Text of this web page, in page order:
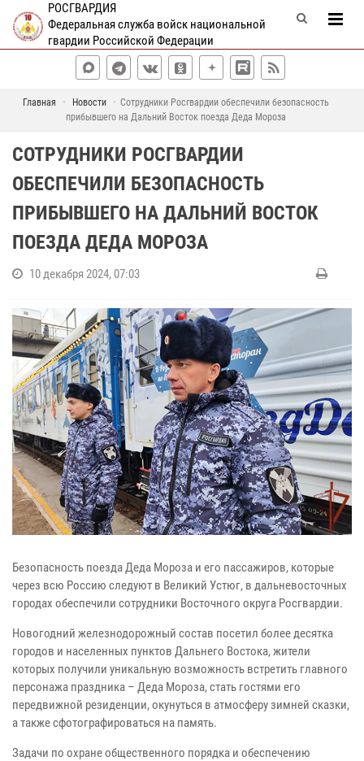
РОСГВАРДИЯ
Федеральная служба войск национальной
гвардии Российской Федерации
Главная Новости
Сотрудники Росгвардии обеспечили безопасность
прибывшего на Дальний Восток поезда Деда Мороза
СОТРУДНИКИ РОСГВАРДИИ
ОБЕСПЕЧИЛИ БЕЗОПАСНОСТЬ
ПРИБЫВШЕГО НА ДАЛЬНИЙ ВОСТОК
ПОЕЗДА ДЕДА МОРОЗА
10 декабря 2024, 07:03
Безопасность поезда Деда Мороза и его пассажиров, которые
через всю Россию следуют в Великий Устюг, в дальневосточных
городах обеспечили сотрудники Восточного округа Росгвардии.
Новогодний железнодорожный состав посетил более десятка
городов и населенных пунктов Дальнего Востока, жители
которых получили уникальную возможность встретить главного
персонажа праздника – Деда Мороза, стать гостями его
передвижной резиденции, окунуться в атмосферу зимней сказки,
а также сфотографироваться на память.
Задачи по охране общественного порядка и обеспечению